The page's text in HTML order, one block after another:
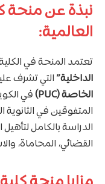
نبذة عن منحة
العالمية:
تعتمد المنحة في
الداخلية” التي تشرف
الخاصة (PUC)
في
المتفوقين في
الدراسة بالكامل
القضائي، المحاماة،